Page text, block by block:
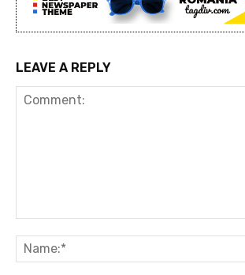
LEAVE A REPLY